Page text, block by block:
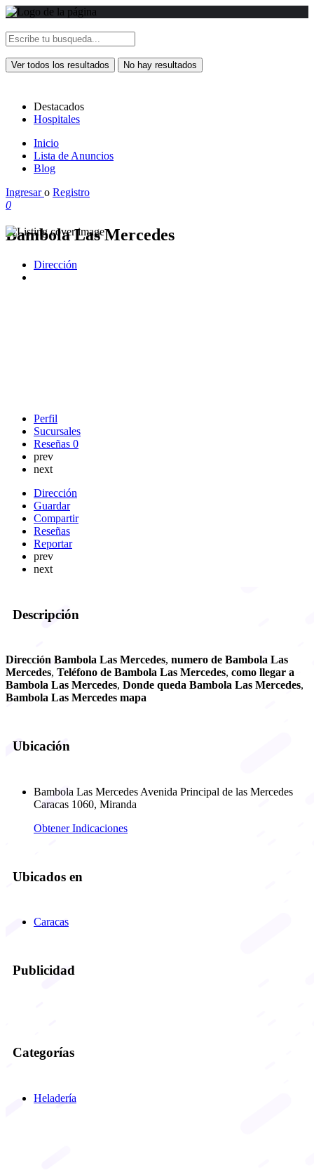
Ver todos los resultados No hay resultados
Destacados
Hospitales
Inicio
Lista de Anuncios
Blog
Ingresaro Registro
0
Bambola Las Mercedes
Dirección
Perfil
Sucursales
Reseñas 0
prev
next
Dirección
Guardar
Compartir
Reseñas
Reportar
prev
next
Descripción
Dirección Bambola Las Mercedes, numero de Bambola Las
Mercedes, Teléfono de Bambola Las Mercedes, como llegar a
Bambola Las Mercedes, Donde queda Bambola Las Mercedes,
Bambola Las Mercedes mapa
Ubicación
Bambola Las Mercedes Avenida Principal de las Mercedes
Caracas 1060, Miranda
Obtener Indicaciones
Ubicados en
Caracas
Publicidad
Categorías
Heladería